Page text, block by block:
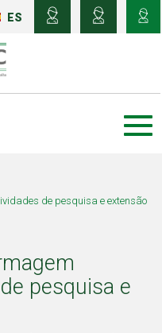
ES
de pesquisa e extensão
pesquisa e